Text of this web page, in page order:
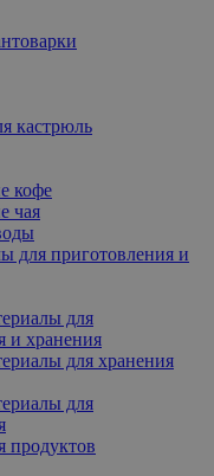
кастрюль
кофе
чая
для приготовления и
для
и хранения
для хранения
для
продуктов